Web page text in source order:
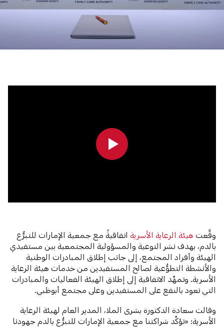
وقَّعتهيئة الرعاية الأسريةاتفاقيةً مع جمعية الإمارات للتبرُّع
بالدم، بهدف نشر التوعية والمسؤولية المجتمعية بين مستفيدي
الهيئة وأفراد المجتمع، إلى جانب إطلاق المبادرات الوطنية
والأنشطة التطوُّعية لصالح المستفيدين من خدمات هيئة الرعاية
الأسرية. وتمهِّد الاتفاقية إلى إطلاق الهيئة الفعاليات والمبادرات
التي تعود بالنفع على المستفيدين وعلى مجتمع أبوظبي.
وقالت سعادة الدكتورة بشرى الملا، المدير العام لهيئة الرعاية
الأسرية: «تؤكِّد شراكتنا مع جمعية الإمارات للتبرُّع بالدم جهودنا